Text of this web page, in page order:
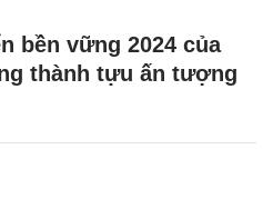
bền vững 2024 của
thành tựu ấn tượng